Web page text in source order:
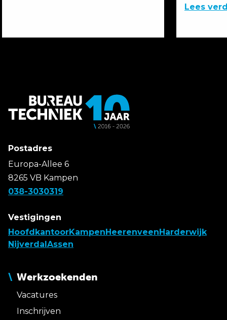
Lees
Postadres
Europa-Allee 6
8265 VB Kampen
038-3030319
Vestigingen
HoofdkantoorKampen Heerenveen Harderwijk
Nijverdal Assen
Werkzoekenden
Vacatures
Inschrijven